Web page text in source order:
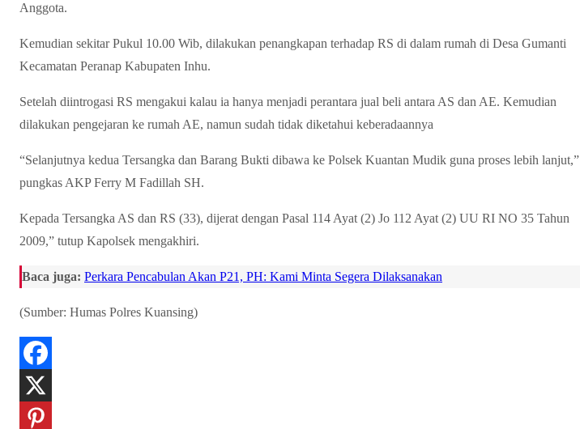
Anggota.
Kemudian sekitar Pukul 10.00 Wib, dilakukan penangkapan terhadap RS di dalam rumah di Desa Gumanti
Kecamatan Peranap Kabupaten Inhu.
Setelah diintrogasi RS mengakui kalau ia hanya menjadi perantara jual beli antara AS dan AE. Kemudian
dilakukan pengejaran ke rumah AE, namun sudah tidak diketahui keberadaannya
“Selanjutnya kedua Tersangka dan Barang Bukti dibawa ke Polsek Kuantan Mudik guna proses lebih lanjut,”
pungkas AKP Ferry M Fadillah SH.
Kepada Tersangka AS dan RS (33), dijerat dengan Pasal 114 Ayat (2) Jo 112 Ayat (2) UU RI NO 35 Tahun
2009,” tutup Kapolsek mengakhiri.
Baca juga: Perkara Pencabulan Akan P21, PH: Kami Minta Segera Dilaksanakan
(Sumber: Humas Polres Kuansing)